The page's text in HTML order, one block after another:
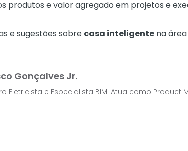
produtos e valor agregado em projetos e
e sugestões sobre casa inteligente na
Gonçalves Jr.
Eletricista e Especialista BIM. Atua como Product